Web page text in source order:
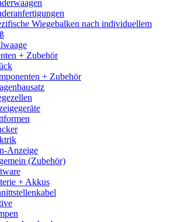
Wiegebalken nach individuellem
+ Zubehör
+ Zubehör
Anzeige
(Zubehör)
+ Akkus